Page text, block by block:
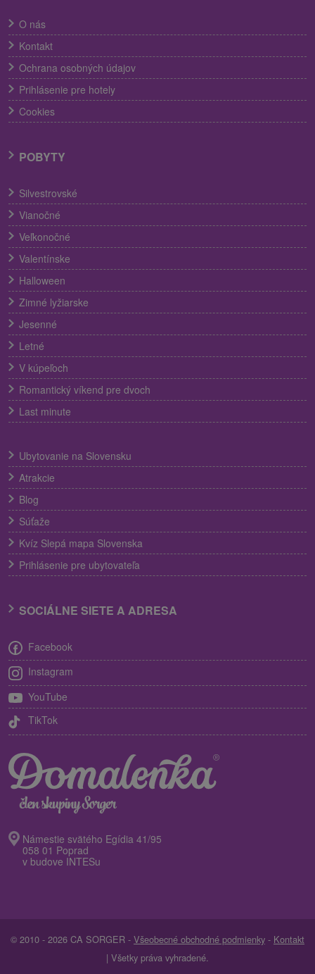
O nás
Kontakt
Ochrana osobných údajov
Prihlásenie pre hotely
Cookies
POBYTY
Silvestrovské
Vianočné
Veľkonočné
Valentínske
Halloween
Zimné lyžiarske
Jesenné
Letné
V kúpeľoch
Romantický víkend pre dvoch
Last minute
Ubytovanie na Slovensku
Atrakcie
Blog
Súťaže
Kvíz Slepá mapa Slovenska
Prihlásenie pre ubytovateľa
SOCIÁLNE SIETE A ADRESA
Facebook
Instagram
YouTube
TikTok
Námestie svätého Egídia 41/95
058 01 Poprad
v budove INTESu
© 2010 - 2026 CA SORGER - Všeobecné obchodné podmienky - Kontakt
| Všetky práva vyhradené.